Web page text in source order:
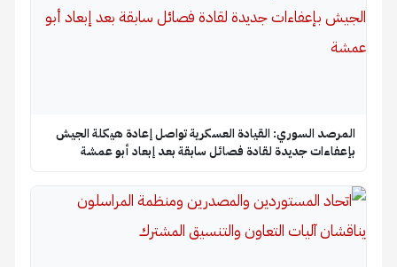
المرصد السوري: القيادة العسكرية تواصل إعادة هيكلة الجيش
بإعفاءات جديدة لقادة فصائل سابقة بعد إبعاد أبو عمشة